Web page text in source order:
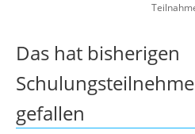
Das hat bisherigen
gefallen